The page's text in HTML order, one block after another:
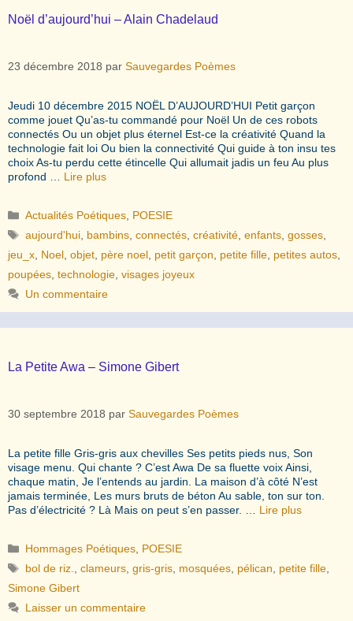
Noël d’aujourd’hui – Alain Chadelaud
23 décembre 2018 par Sauvegardes Poèmes
Jeudi 10 décembre 2015 NOËL D’AUJOURD’HUI Petit garçon
comme jouet Qu’as-tu commandé pour Noël Un de ces robots
connectés Ou un objet plus éternel Est-ce la créativité Quand la
technologie fait loi Ou bien la connectivité Qui guide à ton insu tes
choix As-tu perdu cette étincelle Qui allumait jadis un feu Au plus
profond … Lire plus
Catégories
Actualités Poétiques POESIE
Étiquettes
aujourd'hui bambins ,connectés ,créativité ,enfants ,gosses
jeu_x Noel objet père noel petit garçon petite fille petites autos
poupées technologie visages joyeux
Un commentaire
La Petite Awa – Simone Gibert
30 septembre 2018 par Sauvegardes Poèmes
La petite fille Gris-gris aux chevilles Ses petits pieds nus, Son
visage menu. Qui chante ? C’est Awa De sa fluette voix Ainsi,
chaque matin, Je l’entends au jardin. La maison d’à côté N’est
jamais terminée, Les murs bruts de béton Au sable, ton sur ton.
Pas d’électricité ? Là Mais on peut s’en passer. … Lire plus
Catégories
Hommages Poétiques POESIE
Étiquettes
bol de riz. ,clameurs ,gris-gris mosquées pélican petite fille
Simone Gibert
Laisser un commentaire